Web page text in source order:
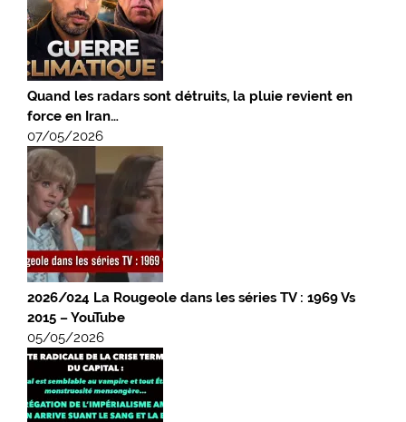
Quand les radars sont détruits, la pluie revient en
force en Iran…
07/05/2026
2026/024 La Rougeole dans les séries TV : 1969 Vs
2015 – YouTube
05/05/2026